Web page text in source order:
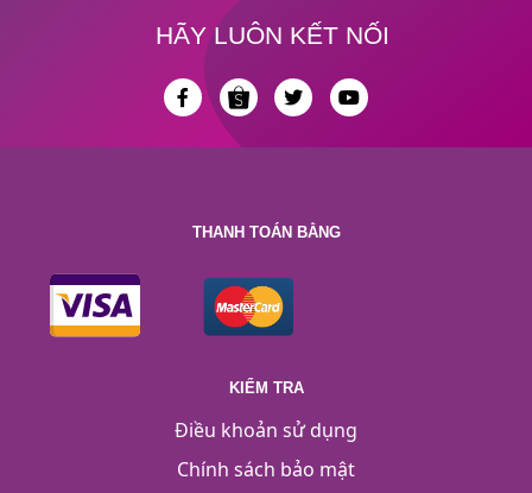
HÃY LUÔN KẾT NỐI
THANH TOÁN BẰNG
KIỂM TRA
Điều khoản sử dụng
Chính sách bảo mật